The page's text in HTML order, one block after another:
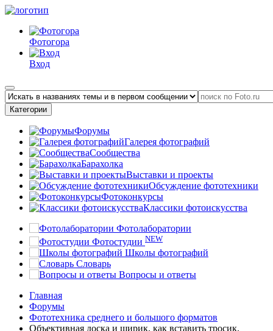
Фотогора
Вход
Категории
Форумы
Галерея фотографий
Сообщества
Барахолка
Выставки и проекты
Обсуждение фототехники
Фотоконкурсы
Классики фотоискусства
Фотолаборатории
Фотостудии NEW
Школы фотографий
Словарь
Вопросы и ответы
Главная
Форумы
Фототехника среднего и большого форматов
Объективная доска и ширик, как вставить тросик.